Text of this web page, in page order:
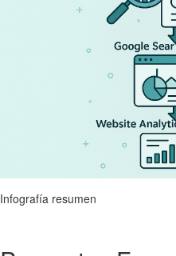
Infografía resumen